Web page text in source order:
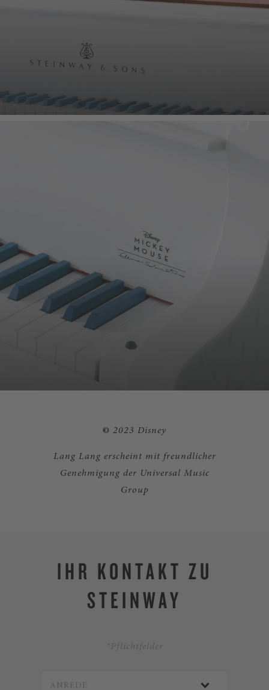
©️ 2023 Disney
Lang Lang erscheint mit freundlicher
Genehmigung der Universal Music
Group
IHR KONTAKT ZU
STEINWAY
*Pflichtfelder